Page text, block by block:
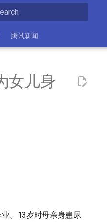
腾讯新闻
女儿身
。13岁时母亲身患尿